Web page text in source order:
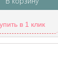
в 1 клик